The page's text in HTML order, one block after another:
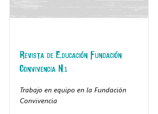
Revista de Educación Fundación
Convivencia N.1
Trabajo en equipo en la Fundación
Convivencia